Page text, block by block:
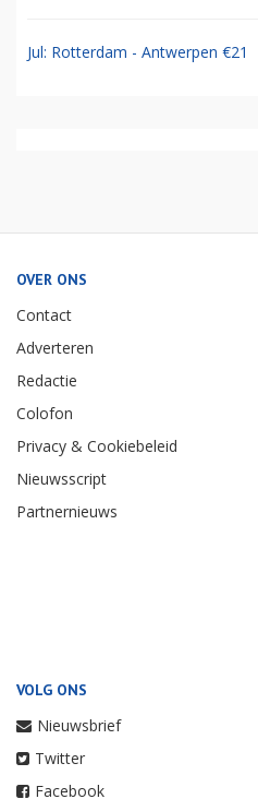
Jul: Rotterdam - Antwerpen €21
OVER ONS
Contact
Adverteren
Redactie
Colofon
Privacy & Cookiebeleid
Nieuwsscript
Partnernieuws
VOLG ONS
Nieuwsbrief
Twitter
Facebook